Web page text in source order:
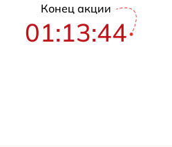
Конец акции
01:13:43